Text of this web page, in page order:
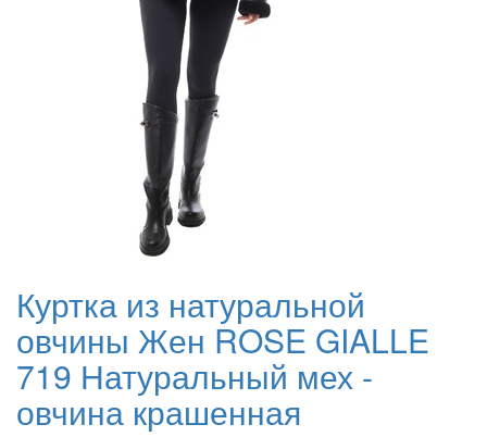
Куртка из натуральной
овчины Жен ROSE GIALLE
719 Натуральный мех -
овчина крашенная